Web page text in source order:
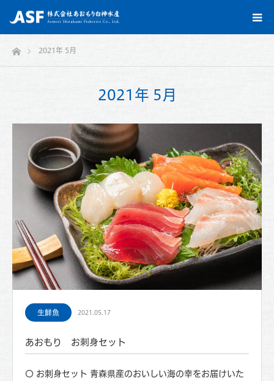
ホーム2021年 5月
2021年 5月
生鮮魚 2021.05.17
あおもり お刺身セット
〇 お刺身セット 青森県産のおいしい海の幸をお届けいた